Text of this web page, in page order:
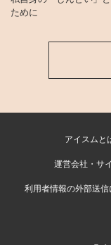
ために
アイスムと
運営会社・サ
利用者情報の外部送信